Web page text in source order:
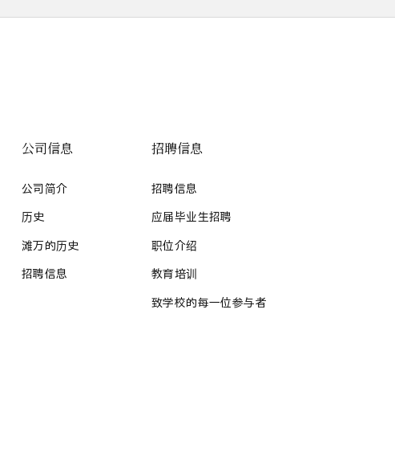
公司信息
公司简介
历史
滩万的历史
招聘信息
招聘信息
招聘信息
应届毕业生招聘
职位介绍
教育培训
致学校的每一位参与者